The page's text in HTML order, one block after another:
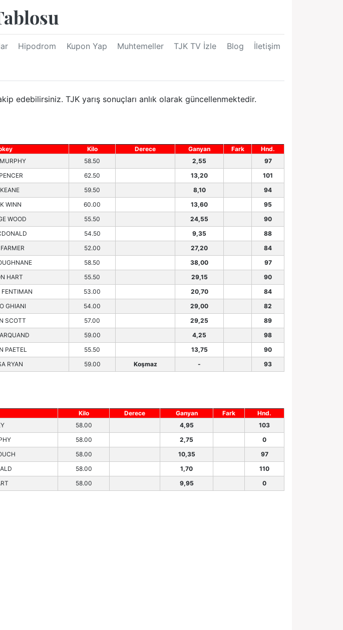
Hipodrom Kupon Yap Muhtemeller TJK TV İzle Blog İletişim
edebilirsiniz. TJK yarış sonuçları anlık olarak güncellenmektedir.
Kilo Derece Ganyan Fark
Hnd.
58.50 2,55
97
62.50 13,20
101
59.50 8,10
94
WINN 60.00 13,60
95
WOOD 55.50 24,55
90
54.50 9,35
88
52.00 27,20
84
58.50 38,00
97
HART 55.50 29,15
90
FENTIMAN 53.00 20,70
84
GHIANI 54.00 29,00
82
SCOTT 57.00 29,25
89
59.00 4,25
98
PAETEL 55.50 13,75
90
RYAN 59.00 Koşmaz - 93
Kilo Derece Ganyan Fark
Hnd.
58.00 4,95
103
58.00 2,75
0
58.00 10,35
97
58.00 1,70
110
58.00 9,95 0